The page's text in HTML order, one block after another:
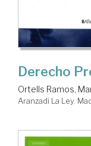
Derecho
Ortells Ramos,
Aranzadi La Ley.